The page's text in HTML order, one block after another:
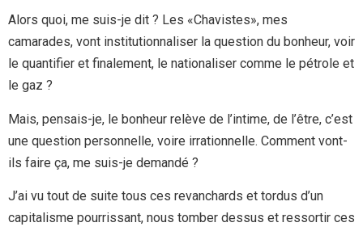
Alors quoi, me suis-je dit ? Les «Chavistes», mes
camarades, vont institutionnaliser la question du bonheur, voir
le quantifier et finalement, le nationaliser comme le pétrole et
le gaz ?
Mais, pensais-je, le bonheur relève de l’intime, de l’être, c’est
une question personnelle, voire irrationnelle. Comment vont-
ils faire ça, me suis-je demandé ?
J’ai vu tout de suite tous ces revanchards et tordus d’un
capitalisme pourrissant, nous tomber dessus et ressortir ces